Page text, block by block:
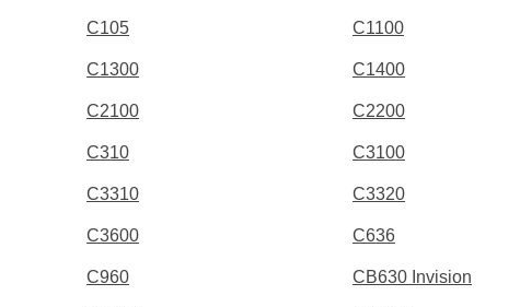
C105 C1100
C1300 C1400
C2100 C2200
C310 C3100
C3310 C3320
C3600 C636
C960 CB630 Invision